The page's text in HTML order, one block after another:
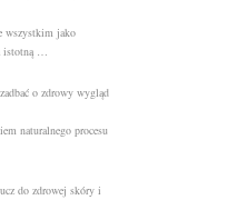
wszystkim jako
istotną …
o zdrowy wygląd
naturalnego procesu
do zdrowej skóry i